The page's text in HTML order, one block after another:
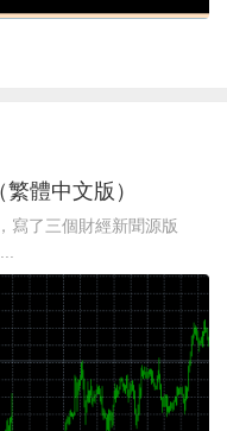
體中文版）
寫了三個財經新聞源版